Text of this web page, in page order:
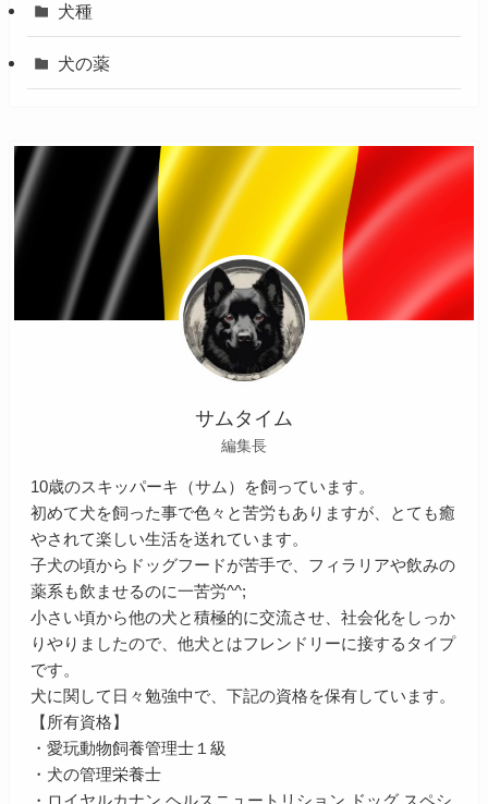
犬種
犬の薬
サムタイム
編集長
10歳のスキッパーキ（サム）を飼っています。
初めて犬を飼った事で色々と苦労もありますが、とても癒
やされて楽しい生活を送れています。
子犬の頃からドッグフードが苦手で、フィラリアや飲みの
薬系も飲ませるのに一苦労^^;
小さい頃から他の犬と積極的に交流させ、社会化をしっか
りやりましたので、他犬とはフレンドリーに接するタイプ
です。
犬に関して日々勉強中で、下記の資格を保有しています。
【所有資格】
・愛玩動物飼養管理士１級
・犬の管理栄養士
・ロイヤルカナン ヘルスニュートリション ドッグ スペシ